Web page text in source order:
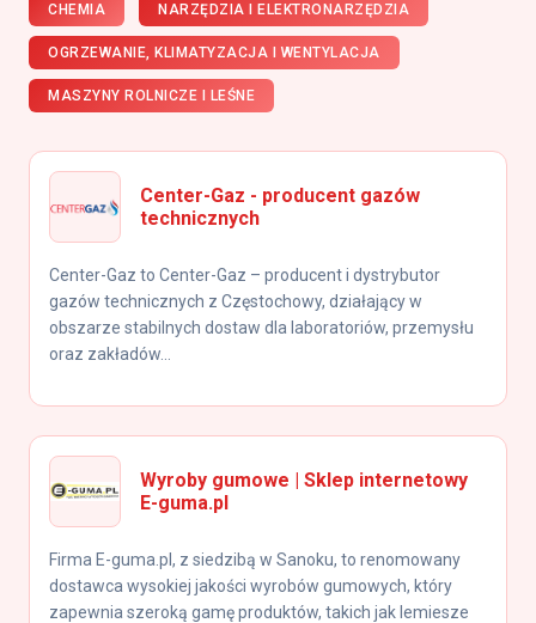
CHEMIA NARZĘDZIA I ELEKTRONARZĘDZIA
OGRZEWANIE, KLIMATYZACJA I WENTYLACJA
MASZYNY ROLNICZE I LEŚNE
Center-Gaz - producent gazów
technicznych
Center-Gaz to Center-Gaz – producent i dystrybutor
gazów technicznych z Częstochowy, działający w
obszarze stabilnych dostaw dla laboratoriów, przemysłu
oraz zakładów...
Wyroby gumowe | Sklep internetowy
E-guma.pl
Firma E-guma.pl, z siedzibą w Sanoku, to renomowany
dostawca wysokiej jakości wyrobów gumowych, który
zapewnia szeroką gamę produktów, takich jak lemiesze